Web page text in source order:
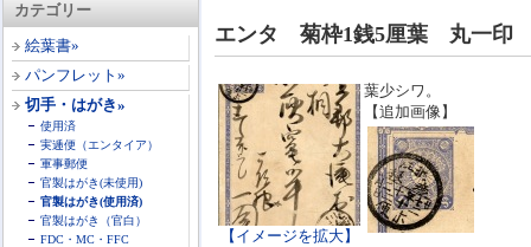
カテゴリー
絵葉書»
パンフレット»
切手・はがき»
使用済
実逓便（エンタイア）
軍事郵便
官製はがき(未使用)
官製はがき(使用済)
官製はがき（官白）
FDC・MC・FFC
の
明】
エンタ 菊枠1銭5厘葉 丸一印
【イメージを拡大】
葉少シワ。
【追加画像】